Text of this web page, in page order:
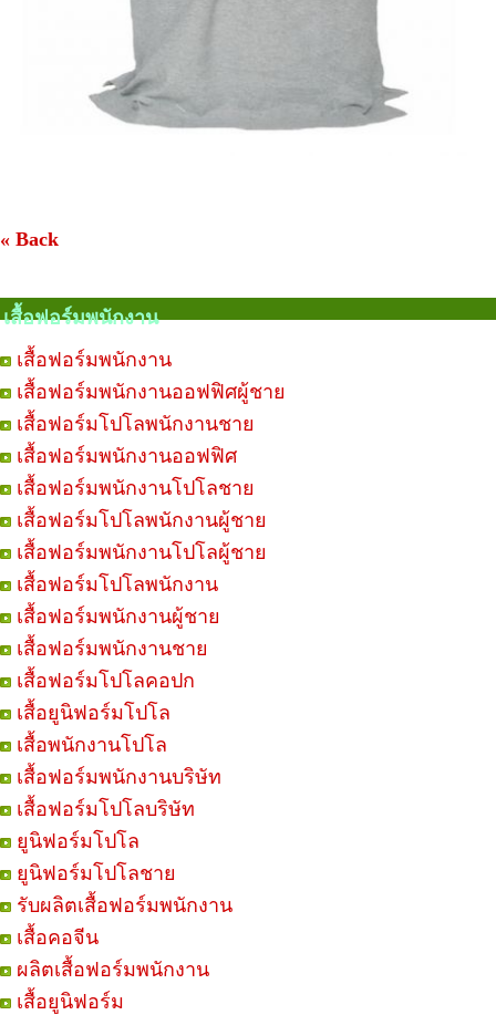
« Back
เสื้อฟอร์มพนักงาน
เสื้อฟอร์มพนักงาน
เสื้อฟอร์มพนักงานออฟฟิศผู้ชาย
เสื้อฟอร์มโปโลพนักงานชาย
เสื้อฟอร์มพนักงานออฟฟิศ
เสื้อฟอร์มพนักงานโปโลชาย
เสื้อฟอร์มโปโลพนักงานผู้ชาย
เสื้อฟอร์มพนักงานโปโลผู้ชาย
เสื้อฟอร์มโปโลพนักงาน
เสื้อฟอร์มพนักงานผู้ชาย
เสื้อฟอร์มพนักงานชาย
เสื้อฟอร์มโปโลคอปก
เสื้อยูนิฟอร์มโปโล
เสื้อพนักงานโปโล
เสื้อฟอร์มพนักงานบริษัท
เสื้อฟอร์มโปโลบริษัท
ยูนิฟอร์มโปโล
ยูนิฟอร์มโปโลชาย
รับผลิตเสื้อฟอร์มพนักงาน
เสื้อคอจีน
ผลิตเสื้อฟอร์มพนักงาน
เสื้อยูนิฟอร์ม